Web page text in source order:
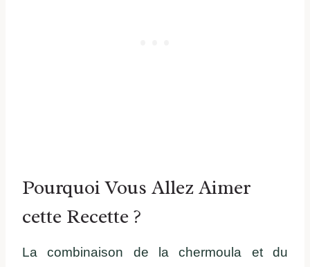
Pourquoi Vous Allez Aimer
cette Recette ?
La combinaison de la chermoula et du